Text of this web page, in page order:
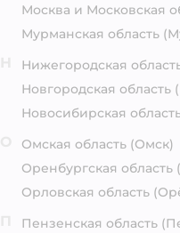
Москва и Московская
Мурманская область
Нижегородская
Новгородская область
Новосибирская
Омская область (Омск)
Оренбургская область
Орловская область
Пензенская область